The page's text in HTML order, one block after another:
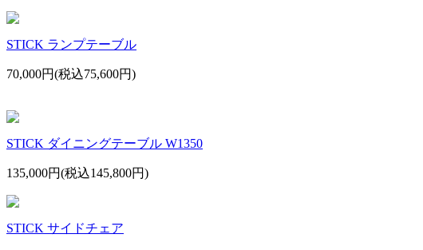
STICK ランプテーブル
70,000円(税込75,600円)
STICK ダイニングテーブル W1350
135,000円(税込145,800円)
STICK サイドチェア